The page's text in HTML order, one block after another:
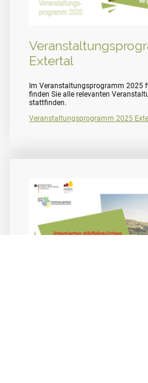
Extertal
Im Veranstaltungsprogramm 2025
finden Sie alle relevanten
stattfinden.
Veranstaltungsprogramm 2025